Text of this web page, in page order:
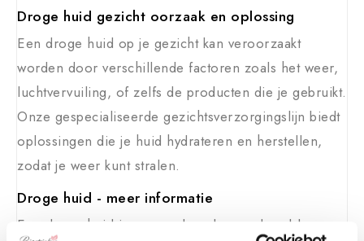
Droge huid gezicht oorzaak en oplossing
Een droge huid op je gezicht kan veroorzaakt
worden door verschillende factoren zoals het weer,
luchtvervuiling, of zelfs de producten die je gebruikt.
Onze gespecialiseerde gezichtsverzorgingslijn biedt
oplossingen die je huid hydrateren en herstellen,
zodat je weer kunt stralen.
Droge huid - meer informatie
Een droge huid is een veelvoorkomend probleem